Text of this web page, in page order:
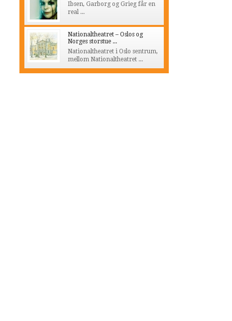
Ibsen, Garborg og Grieg får en
real ...
Nationaltheatret – Oslos og
Norges storstue ...
Nationaltheatret i Oslo sentrum,
mellom Nationaltheatret ...